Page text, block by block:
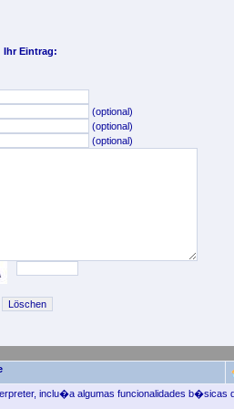
Ihr Eintrag:
(optional)
(optional)
(optional)
inclu�a algumas funcionalidades b�sicas